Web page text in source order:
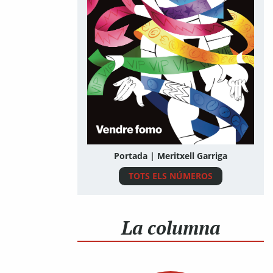
Portada | Meritxell Garriga
TOTS ELS NÚMEROS
La columna